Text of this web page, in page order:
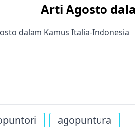
Arti Agosto
dalam Kamus Italia-Indonesia
agopuntura